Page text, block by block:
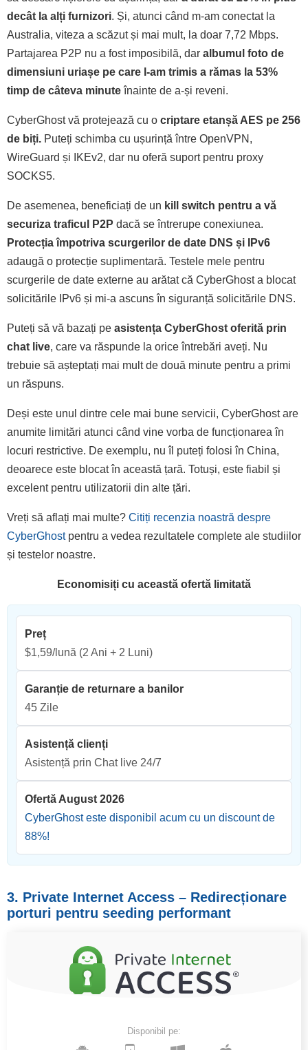
decât la alți furnizori. Și, atunci când m-am conectat la
Australia, viteza a scăzut și mai mult, la doar 7,72 Mbps.
Partajarea P2P nu a fost imposibilă, dar albumul foto de
dimensiuni uriașe pe care l-am trimis a rămas la 53%
timp de câteva minuteînainte de a-și reveni.
CyberGhost vă protejează cu o criptare etanșă AES pe 256
de biți. Puteți schimba cu ușurință între OpenVPN,
WireGuard și IKEv2, dar nu oferă suport pentru proxy
SOCKS5.
De asemenea, beneficiați de un kill switch pentru a vă
securiza traficul P2P dacă se întrerupe conexiunea.
Protecția împotriva scurgerilor de date DNS și IPv6
adaugă o protecție suplimentară. Testele mele pentru
scurgerile de date externe au arătat că CyberGhost a blocat
solicitările IPv6 și mi-a ascuns în siguranță solicitările DNS.
Puteți să vă bazați pe asistența CyberGhost oferită prin
chat live, care va răspunde la orice întrebări aveți. Nu
trebuie să așteptați mai mult de două minute pentru a primi
un răspuns.
Deși este unul dintre cele mai bune servicii, CyberGhost are
anumite limitări atunci când vine vorba de funcționarea în
locuri restrictive. De exemplu, nu îl puteți folosi în China,
deoarece este blocat în această țară. Totuși, este fiabil și
excelent pentru utilizatorii din alte țări.
Vreți să aflați mai multe? Citiți recenzia noastră despre
CyberGhostpentru a vedea rezultatele complete ale studiilor
și testelor noastre.
Economisiți cu această ofertă limitată
Preț
$1,59/lună (2 Ani + 2 Luni)
Garanție de returnare a banilor
45 Zile
Asistență clienți
Asistență prin Chat live 24/7
Ofertă August 2026
CyberGhost este disponibil acum cu un discount de
88%!
3. Private Internet Access – Redirecționare
porturi pentru seeding performant
Disponibil pe: